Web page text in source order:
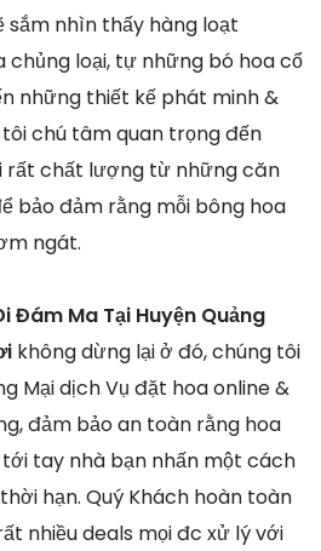
sắm nhìn thấy hàng loạt
chủng loại, tự những bó hoa cổ
những thiết kế phát minh &
chú tâm quan trọng đến
rất chất lượng từ những căn
bảo đảm rằng mỗi bông hoa
ngát.
Đám Ma Tại Huyện Quảng
không dừng lại ở đó, chúng tôi
Mại dịch Vụ đặt hoa online &
đảm bảo an toàn rằng hoa
tay nhà bạn nhấn một cách
hạn. Quý Khách hoàn toàn
nhiều deals mọi đc xử lý với